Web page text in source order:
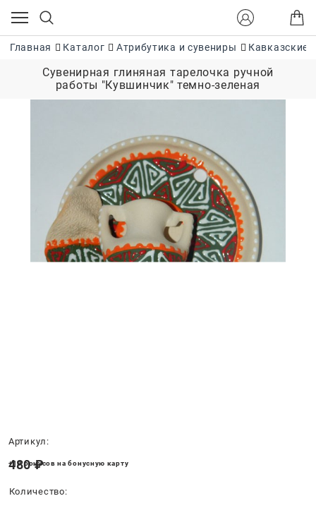
Главная Каталог Атрибутика и сувениры Кавказские
Сувенирная глиняная тарелочка ручной
работы "Кувшинчик" темно-зеленая
Артикул:
480 ₽
+10 бонусов на бонусную карту
Количество: